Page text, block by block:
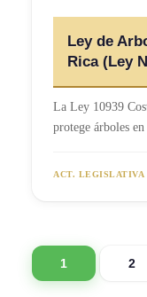
Ley de
Rica (Ley
La Ley 10939
protege árboles
ACT. LEGISLATIVA
1 2